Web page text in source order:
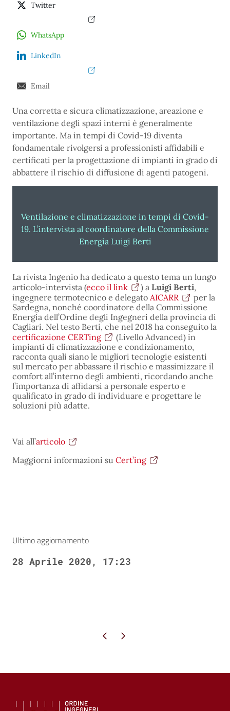
Twitter
WhatsApp
LinkedIn
Email
Una corretta e sicura climatizzazione, areazione e
ventilazione degli spazi interni è generalmente
importante. Ma in tempi di Covid-19 diventa
fondamentale rivolgersi a professionisti affidabili e
certificati per la progettazione di impianti in grado di
abbattere il rischio di diffusione di agenti patogeni.
Ventilazione e climatizzazione in tempi di Covid-
19. L’intervista al coordinatore della Commissione
Energia Luigi Berti
La rivista Ingenio ha dedicato a questo tema un lungo
articolo-intervista (ecco il link ) a Luigi Berti,
ingegnere termotecnico e delegato AICARR
per la
Sardegna, nonché coordinatore della Commissione
Energia dell’Ordine degli Ingegneri della provincia di
Cagliari. Nel testo Berti, che nel 2018 ha conseguito la
certificazione CERTing
(Livello Advanced) in
impianti di climatizzazione e condizionamento,
racconta quali siano le migliori tecnologie esistenti
sul mercato per abbassare il rischio e massimizzare il
comfort all’interno degli ambienti, ricordando anche
l’importanza di affidarsi a personale esperto e
qualificato in grado di individuare e progettare le
soluzioni più adatte.
Vai all’articolo
Maggiorni informazioni su Cert’ing
Ultimo aggiornamento
28 Aprile 2020, 17:23
Pagina precedente
Pagina successiva